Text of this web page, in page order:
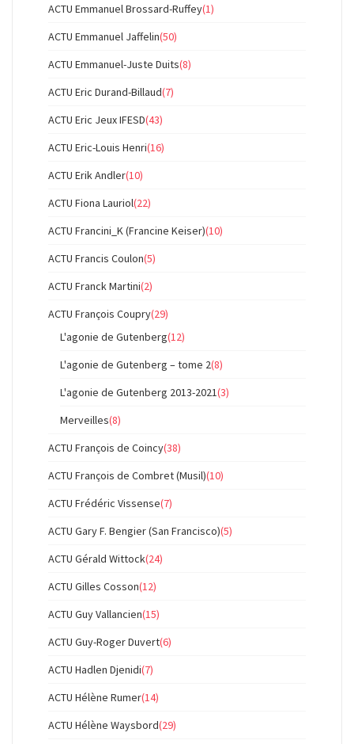
ACTU Emmanuel Brossard-Ruffey(1)
ACTU Emmanuel Jaffelin(50)
ACTU Emmanuel-Juste Duits(8)
ACTU Eric Durand-Billaud(7)
ACTU Eric Jeux IFESD(43)
ACTU Eric-Louis Henri(16)
ACTU Erik Andler(10)
ACTU Fiona Lauriol(22)
ACTU Francini_K (Francine Keiser)(10)
ACTU Francis Coulon(5)
ACTU Franck Martini(2)
ACTU François Coupry(29)
L'agonie de Gutenberg(12)
L'agonie de Gutenberg – tome 2(8)
L'agonie de Gutenberg 2013-2021(3)
Merveilles(8)
ACTU François de Coincy(38)
ACTU François de Combret (Musil)(10)
ACTU Frédéric Vissense(7)
ACTU Gary F. Bengier (San Francisco)(5)
ACTU Gérald Wittock(24)
ACTU Gilles Cosson(12)
ACTU Guy Vallancien(15)
ACTU Guy-Roger Duvert(6)
ACTU Hadlen Djenidi(7)
ACTU Hélène Rumer(14)
ACTU Hélène Waysbord(29)